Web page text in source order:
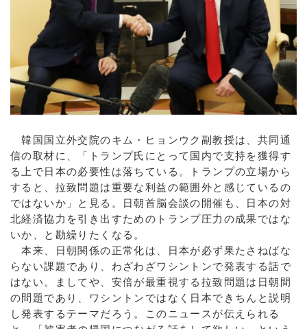
韓国国立外交院のキム・ヒョンウク副教授は、共同通
信の取材に、「トランプ氏にとって国内で支持を獲得す
る上で日本の必要性は落ちている。トランプの立場から
すると、拉致問題は重要な利益の範囲外と感じているの
ではないか」と見る。日朝首脳会談の開催も、日本の対
北経済協力を引き出すためのトランプ圧力の成果ではな
いか、と勘繰りたくなる。
本来、日朝関係の正常化は、日本が必ず果たさねばな
らない課題であり、わざわざワシントンで発表する話で
はない。ましてや、安倍が最重視する拉致問題は日朝間
の問題であり、ワシントンではなく日本できちんと説明
し発表するテーマだろう。このニュースが伝えられる